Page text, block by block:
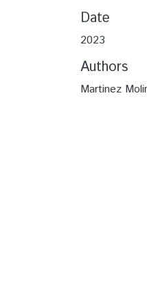
Date
2023
Authors
Martinez